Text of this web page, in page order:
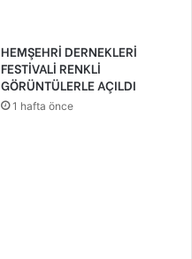
HEMŞEHRİ DERNEKLERİ
FESTİVALİ RENKLİ
GÖRÜNTÜLERLE AÇILDI
1 hafta önce